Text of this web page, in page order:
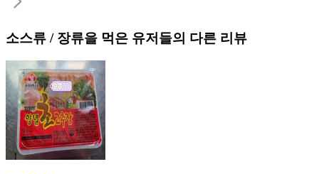
소스류 / 장류을 먹은 유저들의 다른 리뷰